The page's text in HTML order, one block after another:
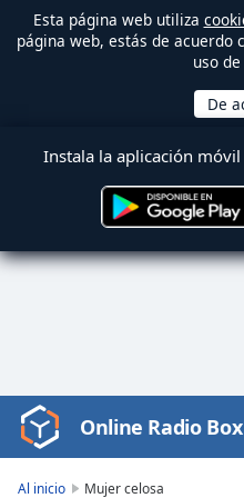
Esta página web utiliza
página web, estás de acuerdo
uso
Instala la aplicación
Video
Player
Online Radio Box
Al inicio Mujer celosa